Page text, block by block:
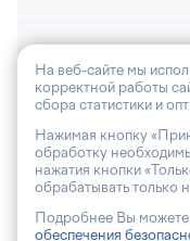
©
Политика
На веб-сайте мы
корректной работы
сбора статистики и
Нажимая кнопку
обработку
нажатия кнопки
обрабатывать только
Подробнее Вы можете
обеспечения